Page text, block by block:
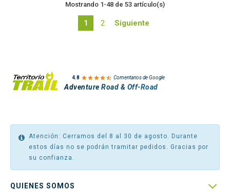
Mostrando 1-48 de 53 artículo(s)
1 2 Siguiente
4.8  Comentarios de Google
Adventure Road & Off-Road
Atención: Cerramos del 8 al 30 de agosto. Durante
estos días no se podrán tramitar pedidos. Gracias por
su confianza.
QUIENES SOMOS 